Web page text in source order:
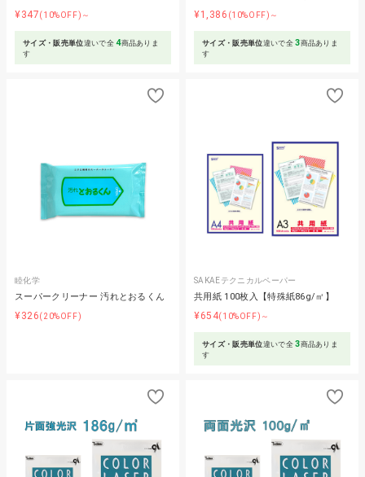
¥347(10%OFF)～
サイズ・販売単位違いで全4商品ありま
す
¥1,386 (10%OFF)～
サイズ・販売単位違いで全3商品ありま
す
睦化学
スーパークリーナー 汚れとおるくん
¥326(20%OFF)
SAKAEテクニカルペーパー
共用紙 100枚入【特殊紙86g/㎡】
¥654(10%OFF)～
サイズ・販売単位違いで全3商品ありま
す